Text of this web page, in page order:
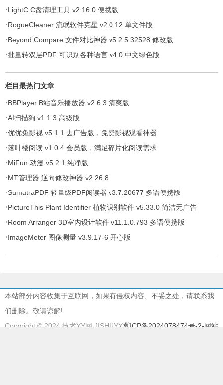
·LightC C盘清理工具 v2.16.0 便携版
·RogueCleaner 流氓软件克星 v2.0.12 单文件版
·Beyond Compare 文件对比神器 v5.2.5.32528 修改版
·批量转双层PDF 可识别各种语言 v4.0 中文绿色版
栏目最热门文章
·BBPlayer B站音乐播放器 v2.6.3 清爽版
·AI扫描狗 v1.1.3 高级版
·优优兔影视 v5.1.1 去广告版，免费影视观看神器
·落叶楼阅读 v1.0.4 会员版，满足碎片化阅读需求
·MiFun 动漫 v5.2.1 纯净版
·MT管理器 逆向修改神器 v2.26.8
·SumatraPDF 轻量级PDF阅读器 v3.7.20677 多语便携版
·PictureThis Plant Identifier 植物识别软件 v5.33.0 简洁无广告
·Room Arranger 3D室内设计软件 v11.1.0.793 多语便携版
·ImageMeter 图像测量 v3.9.17-6 开心版
本站部分内容收集于互联网，如果有侵权内容、不妥之处，请联系我
们删除。敬请谅解!
Copyright © 2024 技术YY网 JISHUYY冀ICP备2024078474号-2-网站